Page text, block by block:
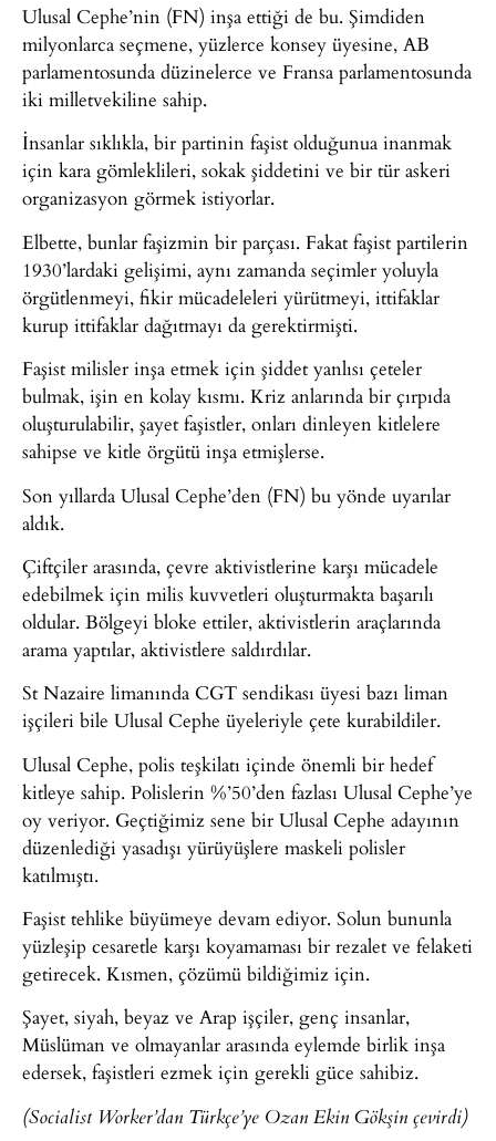
Ulusal Cephe’nin (FN) inşa ettiği de bu. Şimdiden
milyonlarca seçmene, yüzlerce konsey üyesine, AB
parlamentosunda düzinelerce ve Fransa parlamentosunda
iki milletvekiline sahip.
İnsanlar sıklıkla, bir partinin faşist olduğunua inanmak
için kara gömleklileri, sokak şiddetini ve bir tür askeri
organizasyon görmek istiyorlar.
Elbette, bunlar faşizmin bir parçası. Fakat faşist partilerin
1930’lardaki gelişimi, aynı zamanda seçimler yoluyla
örgütlenmeyi, fikir mücadeleleri yürütmeyi, ittifaklar
kurup ittifaklar dağıtmayı da gerektirmişti.
Faşist milisler inşa etmek için şiddet yanlısı çeteler
bulmak, işin en kolay kısmı. Kriz anlarında bir çırpıda
oluşturulabilir, şayet faşistler, onları dinleyen kitlelere
sahipse ve kitle örgütü inşa etmişlerse.
Son yıllarda Ulusal Cephe’den (FN) bu yönde uyarılar
aldık.
Çiftçiler arasında, çevre aktivistlerine karşı mücadele
edebilmek için milis kuvvetleri oluşturmakta başarılı
oldular. Bölgeyi bloke ettiler, aktivistlerin araçlarında
arama yaptılar, aktivistlere saldırdılar.
St Nazaire limanında CGT sendikası üyesi bazı liman
işçileri bile Ulusal Cephe üyeleriyle çete kurabildiler.
Ulusal Cephe, polis teşkilatı içinde önemli bir hedef
kitleye sahip. Polislerin %’50’den fazlası Ulusal Cephe’ye
oy veriyor. Geçtiğimiz sene bir Ulusal Cephe adayının
düzenlediği yasadışı yürüyüşlere maskeli polisler
katılmıştı.
Faşist tehlike büyümeye devam ediyor. Solun bununla
yüzleşip cesaretle karşı koyamaması bir rezalet ve felaketi
getirecek. Kısmen, çözümü bildiğimiz için.
Şayet, siyah, beyaz ve Arap işçiler, genç insanlar,
Müslüman ve olmayanlar arasında eylemde birlik inşa
edersek, faşistleri ezmek için gerekli güce sahibiz.
(Socialist Worker’dan Türkçe’ye Ozan Ekin Gökşin çevirdi)